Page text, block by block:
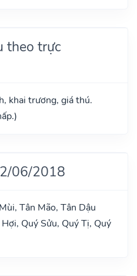
theo trực
khai trương, giá thú.
06/2018
Tân Mão, Tân Dậu
Quý Sửu, Quý Tị, Quý